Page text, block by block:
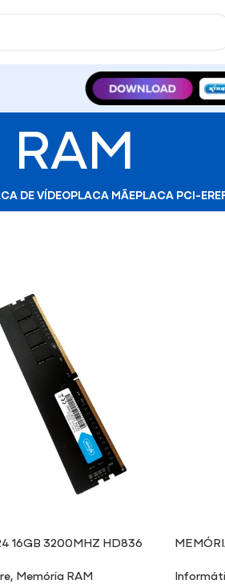
DE VÍDEOPLACA MÃEPLACA PCI-E
16GB 3200MHZ HD836
, Memória RAM